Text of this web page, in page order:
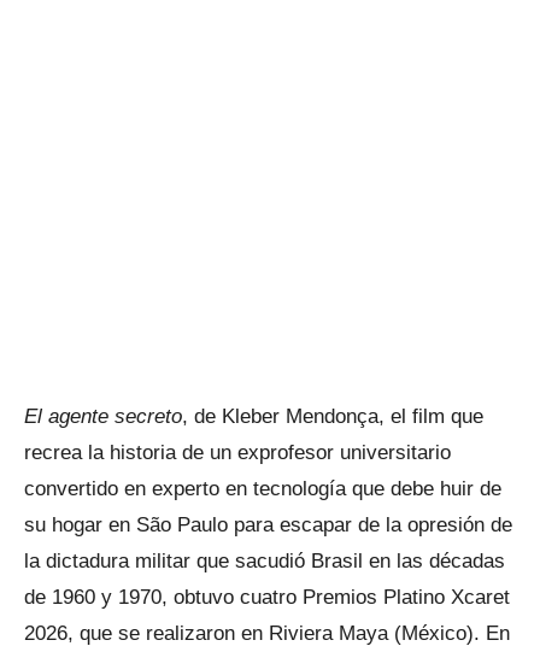
El agente secreto, de Kleber Mendonça, el film que
recrea la historia de un exprofesor universitario
convertido en experto en tecnología que debe huir de
su hogar en São Paulo para escapar de la opresión de
la dictadura militar que sacudió Brasil en las décadas
de 1960 y 1970, obtuvo cuatro Premios Platino Xcaret
2026, que se realizaron en Riviera Maya (México). En